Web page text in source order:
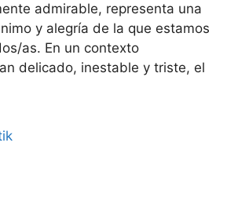
admirable, representa una
y alegría de la que estamos
as. En un contexto
delicado, inestable y triste, el